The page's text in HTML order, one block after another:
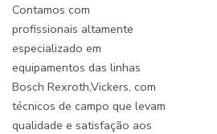
Contamos com
profissionais altamente
especializado em
equipamentos das linhas
Bosch Rexroth,Vickers, com
técnicos de campo que levam
qualidade e satisfação aos